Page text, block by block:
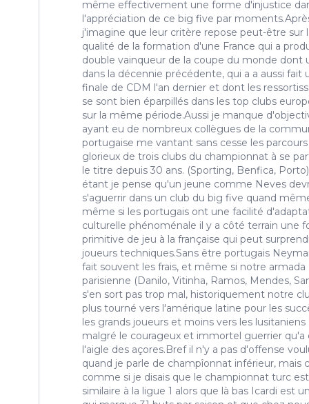
même effectivement une forme d'injustice
l'appréciation de ce big five par
j'imagine que leur critère repose peut-être sur
qualité de la formation d'une France qui a
double vainqueur de la coupe du monde dont
dans la décennie précédente, qui a a aussi fait
finale de CDM l'an dernier et dont les
se sont bien éparpillés dans les top clubs
sur la même période.Aussi je manque
ayant eu de nombreux collègues de la
portugaise me vantant sans cesse les parcours
glorieux de trois clubs du championnat à se
le titre depuis 30 ans. (Sporting, Benfica,
étant je pense qu'un jeune comme Neves
s'aguerrir dans un club du big five quand
même si les portugais ont une facilité
culturelle phénoménale il y a côté terrain une
primitive de jeu à la française qui peut
joueurs techniques.Sans être portugais
fait souvent les frais, et même si notre armada
parisienne (Danilo, Vitinha, Ramos, Mendes,
s'en sort pas trop mal, historiquement notre
plus tourné vers l'amérique latine pour les
les grands joueurs et moins vers les lusitaniens
malgré le courageux et immortel guerrier qu'a
l'aigle des açores.Bref il n'y a pas d'offense
quand je parle de champîonnat inférieur, mais
comme si je disais que le championnat turc est
similaire à la ligue 1 alors que là bas Icardi est